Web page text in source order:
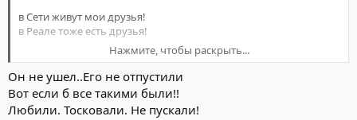
в Сети живут мои друзья!
в Реале тоже есть друзья!
Друзья как топливо,как хлеб!
Без них померкнет жизни Свет...
Погрусти,Мышка..пройдёт и это...
Нажмите, чтобы раскрыть...
Он не ушел..Его не отпустили
Вот если б все такими были!!
Любили. Тосковали. Не пускали!